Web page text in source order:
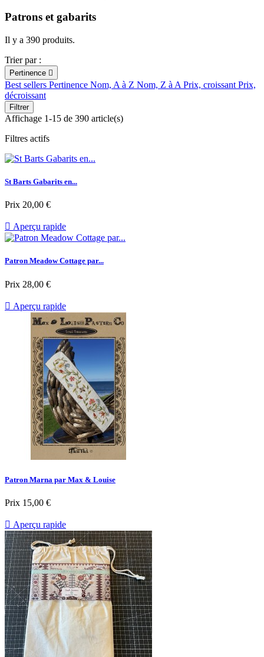
Patrons et gabarits
Il y a 390 produits.
Trier par :
Pertinence 
Best sellers Pertinence Nom, A à Z Nom, Z à A Prix, croissant Prix,
décroissant
Filtrer
Affichage 1-15 de 390 article(s)
Filtres actifs
St Barts Gabarits en...
Prix 20,00 €
 Aperçu rapide
Patron Meadow Cottage par...
Prix 28,00 €
 Aperçu rapide
Patron Marna par Max & Louise
Prix 15,00 €
 Aperçu rapide